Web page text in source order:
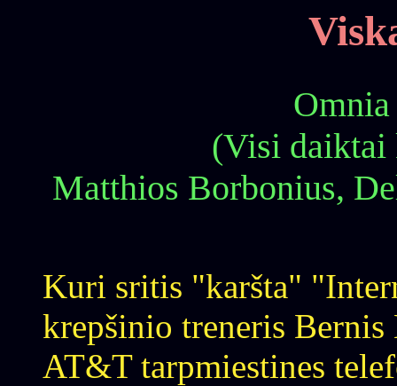
(Visi daiktai
Matthios Borbonius,
Kuri sritis "karšta"
krepšinio treneris Bernis
AT&T tarpmiestines